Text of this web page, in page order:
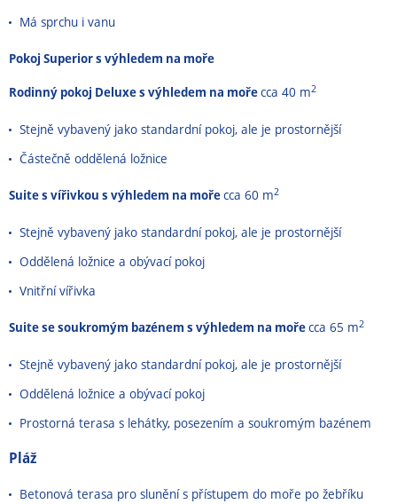
Má sprchu i vanu
Pokoj Superior s výhledem na moře
Rodinný pokoj Deluxe s výhledem na mořecca 40 m2
Stejně vybavený jako standardní pokoj, ale je prostornější
Částečně oddělená ložnice
Suite s vířivkou s výhledem na mořecca 60 m2
Stejně vybavený jako standardní pokoj, ale je prostornější
Oddělená ložnice a obývací pokoj
Vnitřní vířivka
Suite se soukromým bazénem s výhledem na mořecca 65 m2
Stejně vybavený jako standardní pokoj, ale je prostornější
Oddělená ložnice a obývací pokoj
Prostorná terasa s lehátky, posezením a soukromým bazénem
Pláž
Betonová terasa pro slunění s přístupem do moře po žebříku